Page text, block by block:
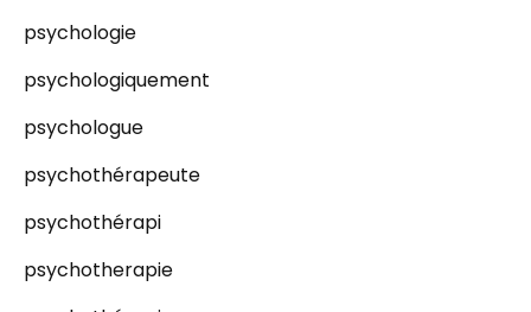
psychologie
psychologiquement
psychologue
psychothérapeute
psychothérapi
psychotherapie